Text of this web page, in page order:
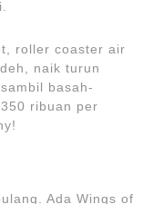
roller coaster air
naik turun
basah-
ribuan per
Ada Wings of